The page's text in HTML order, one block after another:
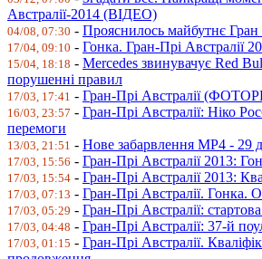
Австралії-2014 (ВІДЕО)
04/08, 07:30 - Прояснилось майбутнє Гран
17/04, 09:10 - Гонка. Гран-Прі Австралії
15/04, 18:18 - Mercedes звинувачує Red
порушенні правил
17/03, 17:41 - Гран-Прі Австралії
16/03, 23:57 - Гран-Прі Австралії: Ніко
перемоги
13/03, 21:51 - Нове забарвлення МР4 - 29
17/03, 15:56 - Гран-Прі Австралії 2013:
17/03, 15:54 - Гран-Прі Австралії 2013:
17/03, 07:13 - Гран-Прі Австралії.
17/03, 05:29 - Гран-Прі Австралії:
17/03, 04:48 - Гран-Прі Австралії: 37-й
17/03, 01:15 - Гран-Прі Австралії.